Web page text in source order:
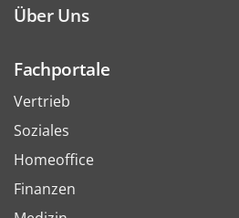
Über Uns
Fachportale
Vertrieb
Soziales
Homeoffice
Finanzen